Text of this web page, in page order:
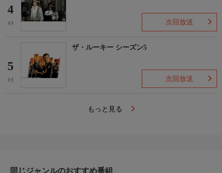
4
(-) 次回放送
5
(-)
ザ・ルーキー シーズン5
次回放送
もっと見る
同じジャンルのおすすめ番組